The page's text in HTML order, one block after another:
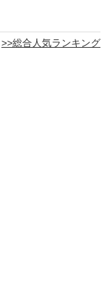
>>総合人気ランキング